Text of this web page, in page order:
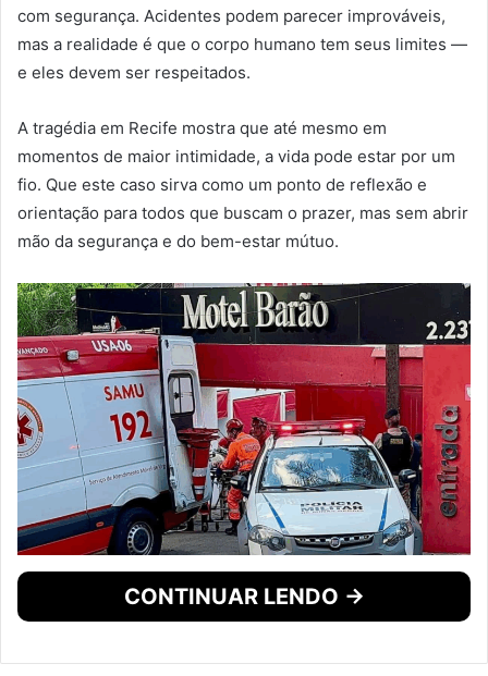
com segurança. Acidentes podem parecer improváveis,
mas a realidade é que o corpo humano tem seus limites —
e eles devem ser respeitados.
A tragédia em Recife mostra que até mesmo em
momentos de maior intimidade, a vida pode estar por um
fio. Que este caso sirva como um ponto de reflexão e
orientação para todos que buscam o prazer, mas sem abrir
mão da segurança e do bem-estar mútuo.
CONTINUAR LENDO →